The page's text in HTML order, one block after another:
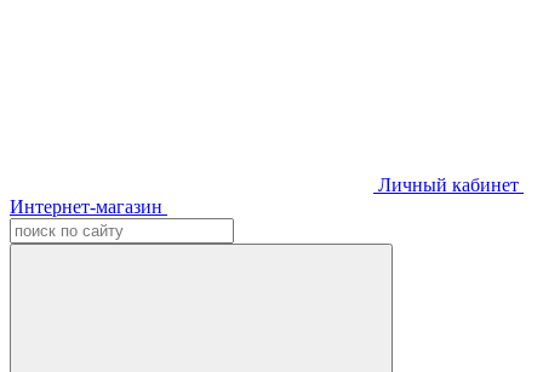
Личный кабинет
Интернет-магазин